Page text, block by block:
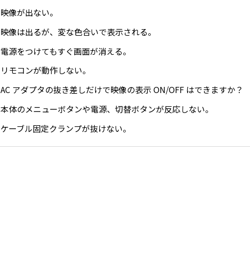
映像が出ない。
映像は出るが、変な色合いで表示される。
電源をつけてもすぐ画面が消える。
リモコンが動作しない。
AC アダプタの抜き差しだけで映像の表示 ON/OFF はできますか？
本体のメニューボタンや電源、切替ボタンが反応しない。
ケーブル固定クランプが抜けない。